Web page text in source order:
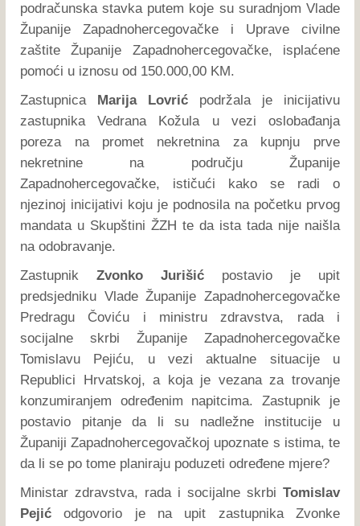
podračunska stavka putem koje su suradnjom Vlade
Županije Zapadnohercegovačke i Uprave civilne
zaštite Županije Zapadnohercegovačke, isplaćene
pomoći u iznosu od 150.000,00 KM.
Zastupnica
Marija Lovrić podržala je inicijativu
zastupnika Vedrana Kožula u vezi oslobađanja
poreza na promet nekretnina za kupnju prve
nekretnine na području Županije
Zapadnohercegovačke, ističući kako se radi o
njezinoj inicijativi koju je podnosila na početku prvog
mandata u Skupštini ŽZH te da ista tada nije naišla
na odobravanje.
ZastupnikZvonko Jurišić postavio je upit
predsjedniku Vlade Županije Zapadnohercegovačke
Predragu Čoviću i ministru zdravstva, rada i
socijalne skrbi Županije Zapadnohercegovačke
Tomislavu Pejiću, u vezi aktualne situacije u
Republici Hrvatskoj, a koja je vezana za trovanje
konzumiranjem određenim napitcima. Zastupnik je
postavio pitanje da li su nadležne institucije u
Županiji Zapadnohercegovačkoj upoznate s istima, te
da li se po tome planiraju poduzeti određene mjere?
Ministar zdravstva, rada i socijalne skrbi Tomislav
Pejić odgovorio je na upit zastupnika Zvonke